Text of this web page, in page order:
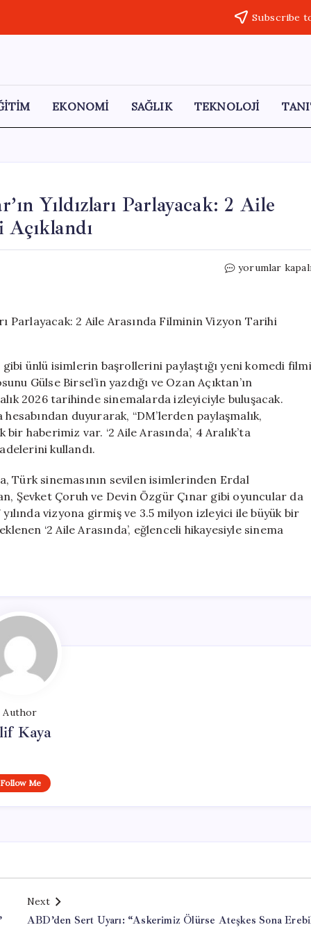
Subscribe
EKONOMİ SAĞLIK TEKNOLOJİ
Yıldızları Parlayacak: 2 Aile
Engin
Evgar’ın
2
Aile
Arasında
Filminin
Vizyon
yorumlar
ünlü isimlerin başrollerini paylaştığı yeni komedi filmi
Gülse Birsel’in yazdığı ve Ozan Açıktan’ın
2026 tarihinde sinemalarda izleyiciyle buluşacak.
duyurarak, “DM’lerden paylaşmalık,
haberimiz var. ‘2 Aile Arasında’, 4 Aralık’ta
kullandı.
Türk sinemasının sevilen isimlerinden Erdal
Şevket Çoruh ve Devin Özgür Çınar gibi oyuncular da
vizyona girmiş ve 3.5 milyon izleyici ile büyük bir
‘2 Aile Arasında’, eğlenceli hikayesiyle sinema
Author
Kaya
Follow Me
Next
ABD’den Sert Uyarı: “Askerimiz Ölürse Ateşkes Sona